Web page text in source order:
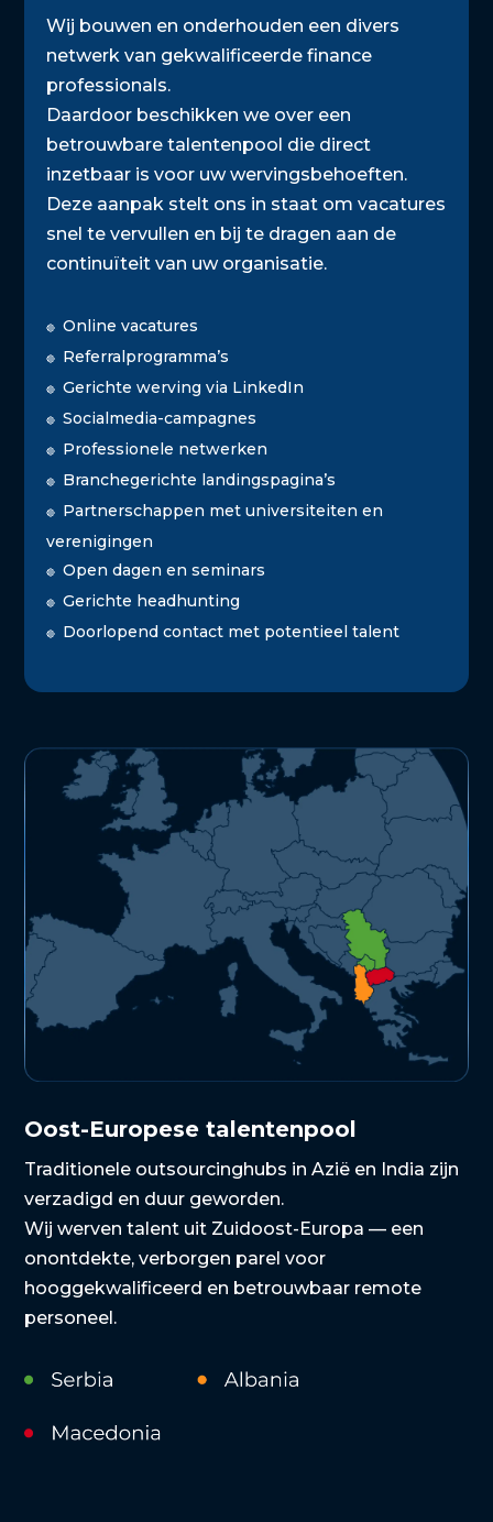
Wij bouwen en onderhouden een divers
netwerk van gekwalificeerde finance
professionals.
Daardoor beschikken we over een
betrouwbare talentenpool die direct
inzetbaar is voor uw wervingsbehoeften.
Deze aanpak stelt ons in staat om vacatures
snel te vervullen en bij te dragen aan de
continuïteit van uw organisatie.
🔴 Online vacatures
🔴 Referralprogramma’s
🔴 Gerichte werving via LinkedIn
🔴 Socialmedia-campagnes
🔴 Professionele netwerken
🔴 Branchegerichte landingspagina’s
🔴
Partnerschappen met universiteiten en
verenigingen
🔴 Open dagen en seminars
🔴 Gerichte headhunting
🔴 Doorlopend contact met potentieel talent
Oost-Europese talentenpool
Traditionele outsourcinghubs in Azië en India zijn
verzadigd en duur geworden.
Wij werven talent uit Zuidoost-Europa — een
onontdekte, verborgen parel voor
hooggekwalificeerd en betrouwbaar remote
personeel.